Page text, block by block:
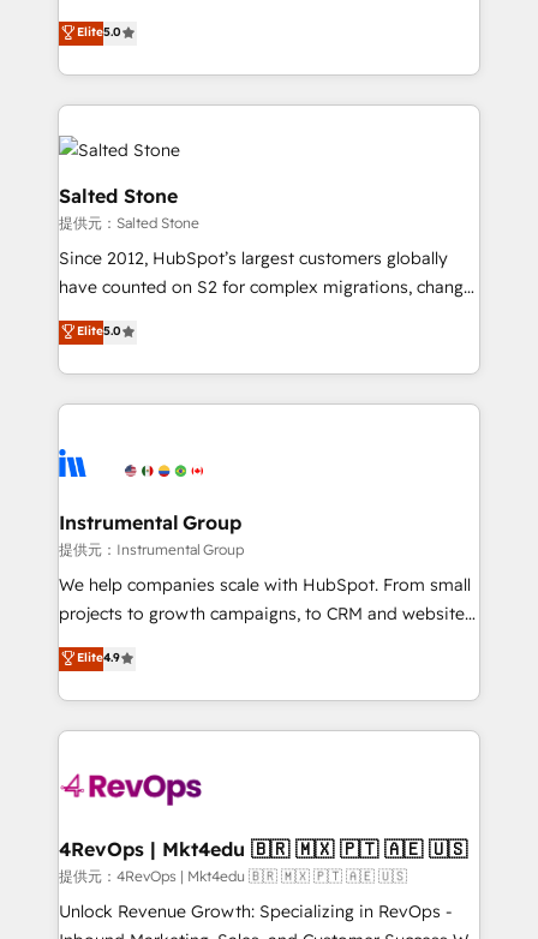
revenue process. Sales, marketing, and service wired
together. ➤ AI and Integrations: Layer Breeze AI,
rollouts, adoption coaching. Buying HubSpot,
built for the work.
short by combining GTM strategy with technical
execution to solve the right problem with the right
solution. As the only firm in the world to hold Elite
Partner Accreditations with both HubSpot and Clay,
our clients gain a unique advantage in CRM
architecture, pipeline generation, data intelligence,
and go-to-market execution. Why B2B Businesses
Choose RP: - Secure: Soc2 compliant 🛡️ - Pricing:
Implementations starting at $1,5k 💵 - Speed: Launch
in 14 days ⚡ - Global: 250 professionals across five
Partner 🪴 - Sales Hub: More implementations than
hire a technical agency for a growth problem. Hire a
partner built to solve both.
Elite5.0
Salted Stone
提供元：Salted Stone
Since 2012, HubSpot’s largest customers globally
have counted on S2 for complex migrations, change
management, systems integration, and creative
solutions that deliver measurable impact and
transform brand experiences As one of the few full-
service creative agencies in the HubSpot
winning design to build scalable, globally
marketing campaigns, & RevOps frameworks that
fuel long-term success We connect the entire
customer lifecycle through seamless integrations,
ensure long-term adoption with change-
and service to drive sustainable growth With 6 key
HubSpot accreditations and experience across
teams has worked with clients just like you Let’s
explore whether S2 is the partner you’ve been
looking for...and get your next big initiative moving!
Elite5.0
Instrumental Group
提供元：Instrumental Group
We help companies scale with HubSpot. From small
projects to growth campaigns, to CRM and websites.
Hire an agency that's experienced in every inch of
HubSpot and willing to work hand-in-hand with your
team to simplify the complex and build a better
experience for your team and customers.
Elite4.9
4RevOps | Mkt4edu 🇧🇷 🇲🇽 🇵🇹 🇦🇪 🇺🇸
提供元：4RevOps | Mkt4edu 🇧🇷 🇲🇽 🇵🇹 🇦🇪 🇺🇸
Unlock Revenue Growth: Specializing in RevOps -